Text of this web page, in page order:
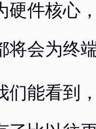
硬件核心
将会为终
们能看到